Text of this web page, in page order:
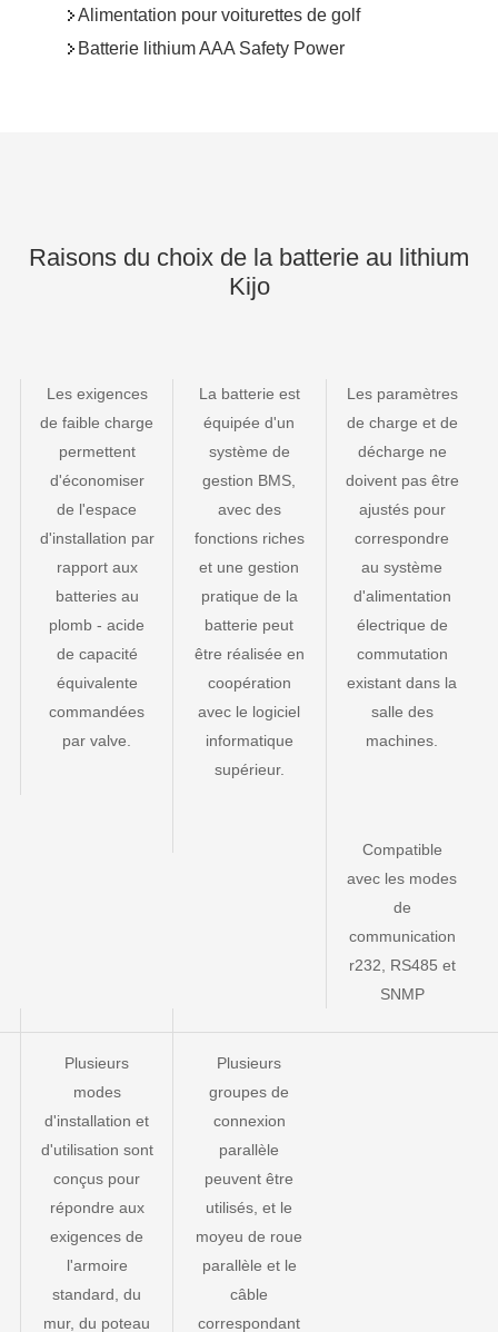
Alimentation pour voiturettes de golf
Batterie lithium AAA Safety Power
Raisons du choix de la batterie au lithium
Kijo
Les exigences
de faible charge
permettent
d'économiser
de l'espace
d'installation par
rapport aux
batteries au
plomb - acide
de capacité
équivalente
commandées
par valve.
La batterie est
équipée d'un
système de
gestion BMS,
avec des
fonctions riches
et une gestion
pratique de la
batterie peut
être réalisée en
coopération
avec le logiciel
informatique
supérieur.
Les paramètres
de charge et de
décharge ne
doivent pas être
ajustés pour
correspondre
au système
d'alimentation
électrique de
commutation
existant dans la
salle des
machines.
Compatible
avec les modes
de
communication
r232, RS485 et
SNMP
Plusieurs
modes
d'installation et
d'utilisation sont
conçus pour
répondre aux
exigences de
l'armoire
standard, du
mur, du poteau
Plusieurs
groupes de
connexion
parallèle
peuvent être
utilisés, et le
moyeu de roue
parallèle et le
câble
correspondant